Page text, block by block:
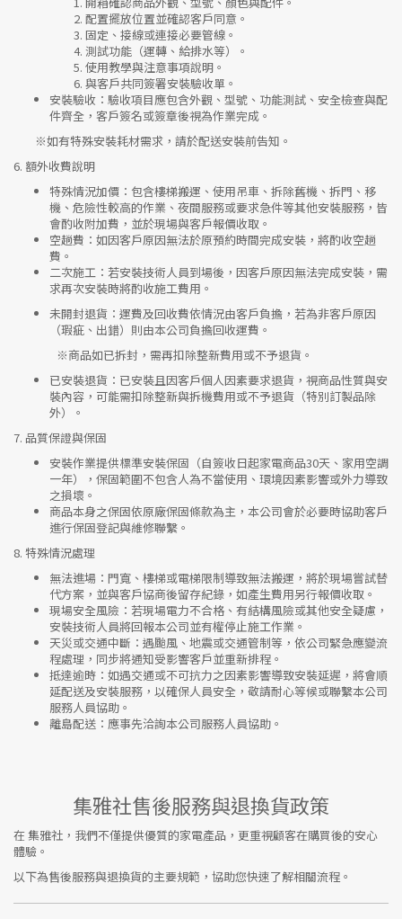
配置擺放位置並確認客戶同意。
固定、接線或連接必要管線。
測試功能（運轉、給排水等）。
使用教學與注意事項說明。
與客戶共同簽署安裝驗收單。
安裝驗收 ：驗收項目應包含外觀、型號、功能測試、安全檢查與配
件齊全，客戶簽名或簽章後視為作業完成。
※如有特殊安裝耗材需求，請於配送安裝前告知。
6. 額外收費說明
特殊情況加價 ：包含樓梯搬運、使用吊車、拆除舊機、拆門、移
機、危險性較高的作業、夜間服務或要求急件等其他安裝服務，皆
會酌收附加費，並於現場與客戶報價收取。
空趟費 ：如因客戶原因無法於原預約時間完成安裝，將酌收空趟
費。
二次施工 ：若安裝技術人員到場後，因客戶原因無法完成安裝，需
求再次安裝時將酌收施工費用。
未開封退貨 ：運費及回收費依情況由客戶負擔，若為非客戶原因
（瑕疵、出錯）則由本公司負擔回收運費。
※商品如已拆封，需再扣除整新費用或不予退貨。
已安裝退貨 ：已安裝且因客戶個人因素要求退貨，視商品性質與安
裝內容，可能需扣除整新與拆機費用或不予退貨（特別訂製品除
外）。
7. 品質保證與保固
安裝作業提供標準安裝保固（自簽收日起家電商品30天、家用空調
一年），保固範圍不包含人為不當使用、環境因素影響或外力導致
之損壞。
商品本身之保固依原廠保固條款為主，本公司會於必要時協助客戶
進行保固登記與維修聯繫。
8. 特殊情況處理
無法進場 ：門寬、樓梯或電梯限制導致無法搬運，將於現場嘗試替
代方案，並與客戶協商後留存紀錄，如產生費用另行報價收取。
現場安全風險 ： 若現場電力不合格、有結構風險或其他安全疑慮，
安裝技術人員將回報本公司並有權停止施工作業。
天災或交通中斷 ：遇颱風、地震或交通管制等，依公司緊急應變流
程處理，同步將通知受影響客戶並重新排程。
抵達逾時 ：如遇交通或不可抗力之因素影響導致安裝延遲，將會順
延配送及安裝服務，以確保人員安全，敬請耐心等候或聯繫本公司
服務人員協助。
離島配送 ：應事先洽詢本公司服務人員協助。
集雅社售後服務與退換貨政策
在集雅社 ，我們不僅提供優質的家電產品，更重視顧客在購買後的安心
體驗。
以下為售後服務與退換貨的主要規範，協助您快速了解相關流程。